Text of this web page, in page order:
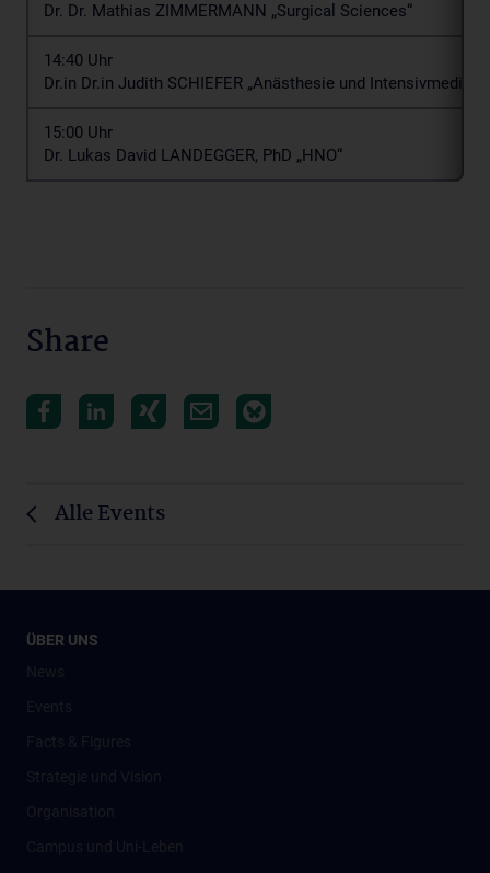
Dr. Dr. Mathias ZIMMERMANN „Surgical Sciences“
14:40 Uhr
Dr.in Dr.in Judith SCHIEFER „Anästhesie und Intensivmedizin“
15:00 Uhr
Dr. Lukas David LANDEGGER, PhD „HNO“
Share
Alle Events
ÜBER UNS